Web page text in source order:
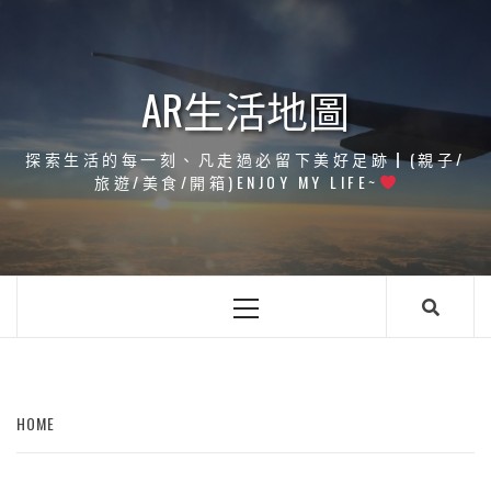
AR生活地圖
探索生活的每一刻、凡走過必留下美好足跡┃(親子/
旅遊/美食/開箱)ENJOY MY LIFE~
Primary
HOME